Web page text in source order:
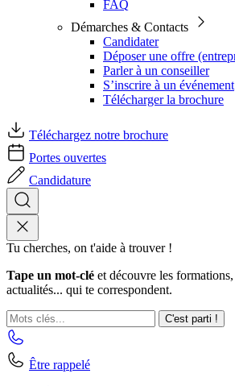
FAQ
Démarches & Contacts
Candidater
Déposer une offre
Parler à un conseiller
S’inscrire à un événement
Télécharger la brochure
Téléchargez notre brochure
Portes ouvertes
Candidature
Tu cherches, on t'aide à trouver !
Tape un mot-clé et découvre les
actualités... qui te correspondent.
C'est parti !
Être rappelé